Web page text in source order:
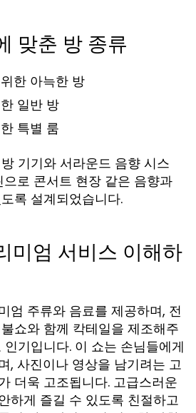
맞춘 방 종류
한 아늑한 방
일반 방
특별 룸
기기와 서라운드 음향 시스
로 콘서트 현장 같은 음향과
록 설계되었습니다.
미엄 서비스 이해하
엄 주류와 음료를 제공하며, 전
쇼와 함께 칵테일을 제조해주
기입니다. 이 쇼는 손님들에게
, 사진이나 영상을 남기려는 고
더욱 고조됩니다. 고급스러운
하게 즐길 수 있도록 친절하고